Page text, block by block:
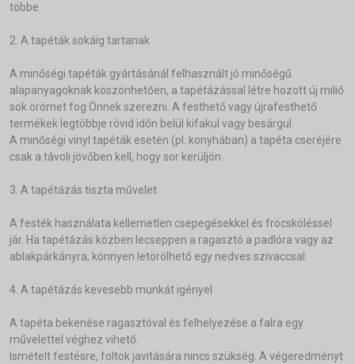
többe.
2. A tapéták sokáig tartanak
A minőségi tapéták gyártásánál felhasznált jó minőségű
alapanyagoknak köszönhetően, a tapétázással létre hozott új miliő
sok örömet fog Önnek szerezni. A festhető vagy újrafesthető
termékek legtöbbje rövid időn belül kifakul vagy besárgul.
A minőségi vinyl tapéták esetén (pl. konyhában) a tapéta cseréjére
csak a távoli jövőben kell, hogy sor kerüljön.
3. A tapétázás tiszta művelet
A festék használata kellemetlen csepegésekkel és fröcsköléssel
jár. Ha tapétázás közben lecseppen a ragasztó a padlóra vagy az
ablakpárkányra, könnyen letörölhető egy nedves szivaccsal.
4. A tapétázás kevesebb munkát igényel
A tapéta bekenése ragasztóval és felhelyezése a falra egy
művelettel véghez vihető.
Ismételt festésre, foltok javítására nincs szükség. A végeredményt